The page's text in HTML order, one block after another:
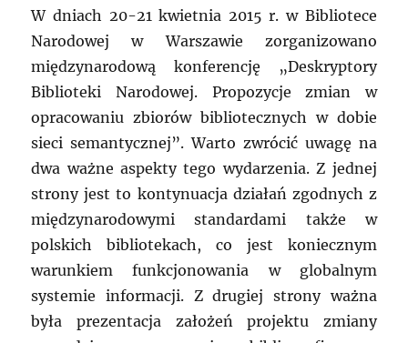
W dniach 20-21 kwietnia 2015 r. w Bibliotece
Narodowej w Warszawie zorganizowano
międzynarodową konferencję „Deskryptory
Biblioteki Narodowej. Propozycje zmian w
opracowaniu zbiorów bibliotecznych w dobie
sieci semantycznej”. Warto zwrócić uwagę na
dwa ważne aspekty tego wydarzenia. Z jednej
strony jest to kontynuacja działań zgodnych z
międzynarodowymi standardami także w
polskich bibliotekach, co jest koniecznym
warunkiem funkcjonowania w globalnym
systemie informacji. Z drugiej strony ważna
była prezentacja założeń projektu zmiany